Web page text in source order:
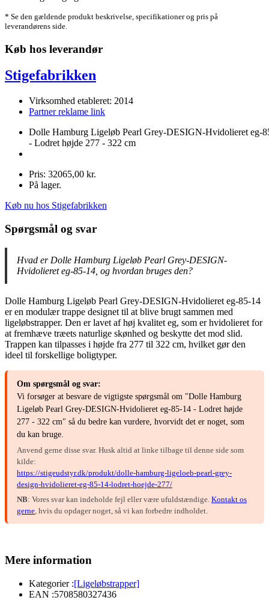
* Se den gældende produkt beskrivelse, specifikationer og pris på
leverandørens side.
Køb hos leverandør
Stigefabrikken
Virksomhed etableret: 2014
Partner reklame link
Dolle Hamburg Ligeløb Pearl Grey-DESIGN-Hvidolieret eg-
- Lodret højde 277 - 322 cm
Pris: 32065,00 kr.
På lager.
Køb nu hos Stigefabrikken
Spørgsmål og svar
Hvad er Dolle Hamburg Ligeløb Pearl Grey-DESIGN-
Hvidolieret eg-85-14, og hvordan bruges den?
Dolle Hamburg Ligeløb Pearl Grey-DESIGN-Hvidolieret eg-85-14
er en modulær trappe designet til at blive brugt sammen med
ligeløbstrapper. Den er lavet af høj kvalitet eg, som er hvidolieret for
at fremhæve træets naturlige skønhed og beskytte det mod slid.
Trappen kan tilpasses i højde fra 277 til 322 cm, hvilket gør den
ideel til forskellige boligtyper.
Om spørgsmål og svar:
Vi forsøger at besvare de vigtigste spørgsmål om "Dolle Hamburg
Ligeløb Pearl Grey-DESIGN-Hvidolieret eg-85-14 - Lodret højde
277 - 322 cm" så du bedre kan vurdere, hvorvidt det er noget, som
du kan bruge.
Anvend gerne disse svar. Husk altid at linke tilbage til denne side som
kilde:
https://stigeudstyr.dk/produkt/dolle-hamburg-ligeloeb-pearl-grey-
design-hvidolieret-eg-85-14-lodret-hoejde-277/
NB: Vores svar kan indeholde fejl eller være ufuldstændige. Kontakt os
gerne, hvis du opdager noget, så vi kan forbedre indholdet.
Mere information
Kategorier :[Ligeløbstrapper]
EAN :5708580327436